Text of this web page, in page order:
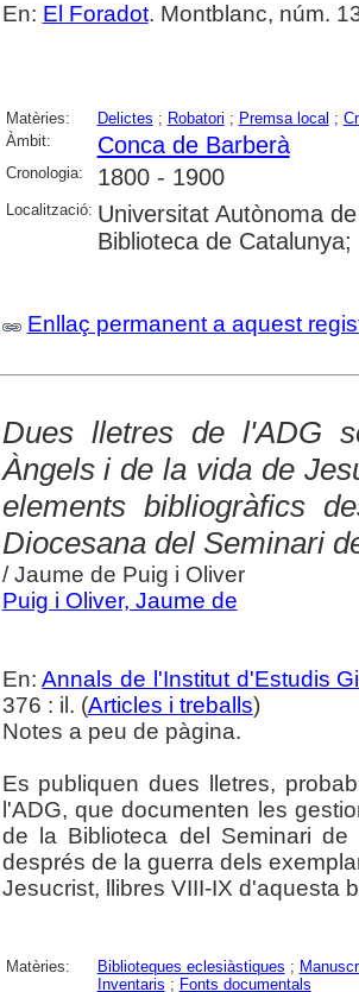
En: El Foradot. Montblanc, núm.
Matèries: Delictes ; Robatori ; Premsa local ;
Àmbit:
Conca de Barberà
Cronologia: 1800 - 1900
Localització: Universitat Autònoma
Biblioteca de
Enllaç permanent a aquest
Dues lletres de l'ADG
Àngels i de la vida de
elements bibliogràfics
Diocesana del Seminari
/ Jaume de Puig i Oliver
Puig i Oliver, Jaume de
En:Annals de l'Institut d'Estudis
376 : il. (Articles i treballs)
Notes a peu de pàgina.
Es publiquen dues lletres,
l'ADG, que documenten les
de la Biblioteca del Seminari
després de la guerra dels
Jesucrist, llibres VIII-IX d'aquesta
Matèries: Biblioteques eclesiàstiques ;
Inventaris ; Fonts documentals